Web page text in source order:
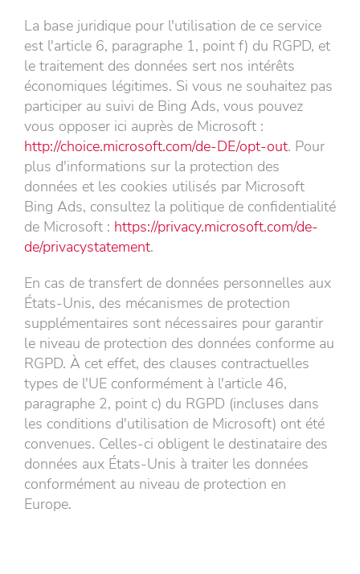
La base juridique pour l'utilisation de ce service
est l'article 6, paragraphe 1, point f) du RGPD, et
le traitement des données sert nos intérêts
économiques légitimes. Si vous ne souhaitez pas
participer au suivi de Bing Ads, vous pouvez
vous opposer ici auprès de Microsoft :
http://choice.microsoft.com/de-DE/opt-out. Pour
plus d'informations sur la protection des
données et les cookies utilisés par Microsoft
Bing Ads, consultez la politique de confidentialité
de Microsoft : https://privacy.microsoft.com/de-
de/privacystatement.
En cas de transfert de données personnelles aux
États-Unis, des mécanismes de protection
supplémentaires sont nécessaires pour garantir
le niveau de protection des données conforme au
RGPD. À cet effet, des clauses contractuelles
types de l'UE conformément à l'article 46,
paragraphe 2, point c) du RGPD (incluses dans
les conditions d'utilisation de Microsoft) ont été
convenues. Celles-ci obligent le destinataire des
données aux États-Unis à traiter les données
conformément au niveau de protection en
Europe.